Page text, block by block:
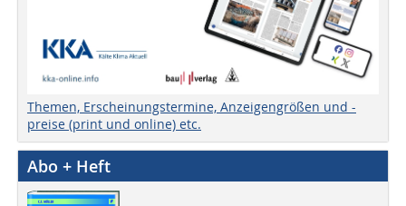
Themen, Erscheinungstermine, Anzeigengrößen und -
preise (print und online) etc.
Abo + Heft